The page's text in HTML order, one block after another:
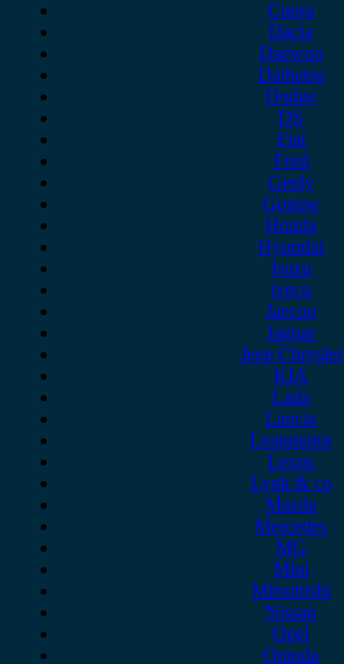
Cupra
Dacia
Daewoo
Daihatsu
Dodge
DS
Fiat
Ford
Geely
Gonow
Honda
Hyundai
Isuzu
iveco
Jaecoo
Jaguar
Jeep Chrysler
KIA
Lada
Lancia
Leapmotor
Lexus
Lynk & co
Mazda
Mercedes
MG
Mini
Mitsubishi
Nissan
Opel
Omoda